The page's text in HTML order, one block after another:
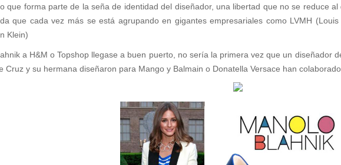
que forma parte de la seña de identidad del diseñador, una libertad que no se reduce
que cada vez más se está agrupando en gigantes empresariales como LVMH
Klein)
a H&M o Topshop llegase a buen puerto, no sería la primera vez que un diseñador
Cruz y su hermana diseñaron para Mango y Balmain o Donatella Versace han colaborado